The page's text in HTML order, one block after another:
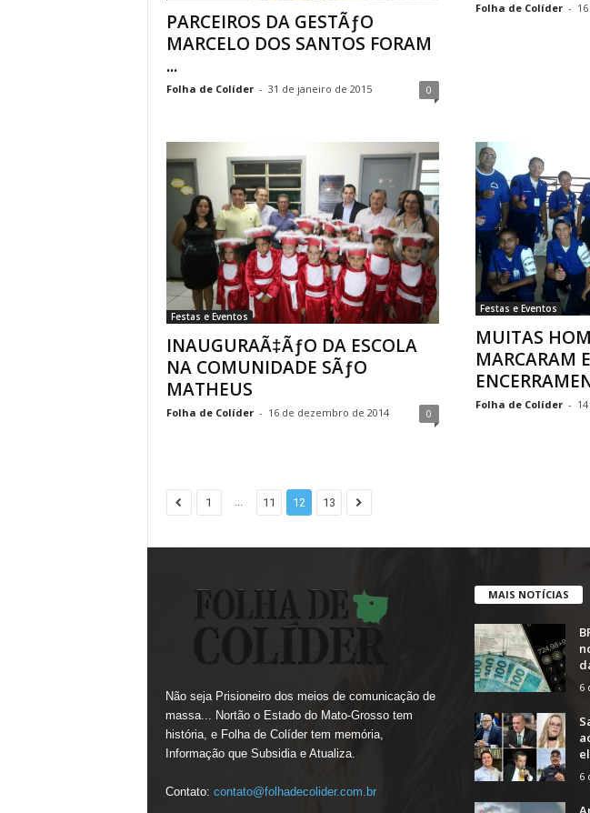
PARCEIROS DA GESTÃƒO
MARCELO DOS SANTOS FORAM
...
Folha de Colíder - 31 de janeiro de 2015 0
Folha de Colíder -
Festas e Eventos
INAUGURAÃ‡ÃƒO DA ESCOLA
NA COMUNIDADE SÃƒO
MATHEUS
Folha de Colíder - 16 de dezembro de 2014 0
Festas e Eventos
MUITAS
MARCARAM
Folha de Colíder -
1 11 12 13
Não seja Prisioneiro dos meios de comunicação de
massa... Nortão o Estado do Mato-Grosso tem
história, e Folha de Colíder tem memória,
Informação que Subsidia e Atualiza.
Contato: contato@folhadecolider.com.br
MAIS NOTÍCIAS
6
6